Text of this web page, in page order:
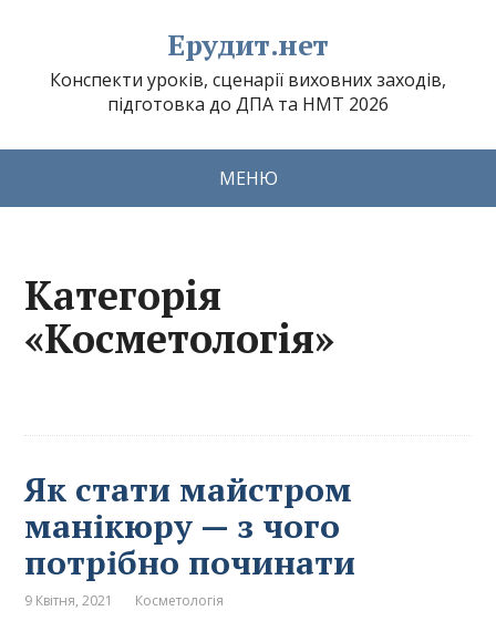
Ерудит.нет
Конспекти уроків, сценарії виховних заходів,
підготовка до ДПА та НМТ 2026
МЕНЮ
Категорія
«Косметологія»
Як стати майстром
манікюру — з чого
потрібно починати
9 Квітня, 2021 Косметологія